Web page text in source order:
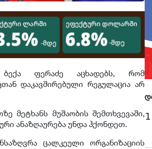
ბექა ფერაძე აცხადებს, რომ
დაკავშირებული რეგულაცია არ
მეტხანს მუშაობის შემთხვევაში,
ანაზღაურება უნდა ჰქონდეთ.
ცალკეული ორგანიზაციის
1